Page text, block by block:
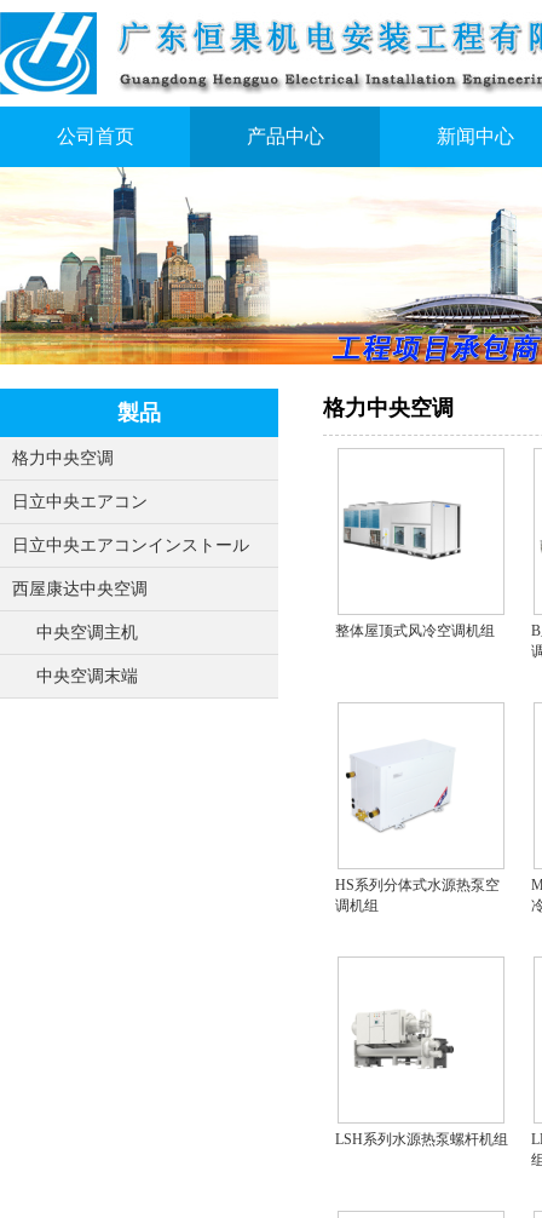
公司首页 产品中心 新闻中心
製品
格力中央空调
日立中央エアコン
日立中央エアコンインストール
西屋康达中央空调
中央空调主机
中央空调末端
格力中央空调
整体屋顶式风冷空调机组
HS系列分体式水源热泵空
调机组
LSH系列水源热泵螺杆机组